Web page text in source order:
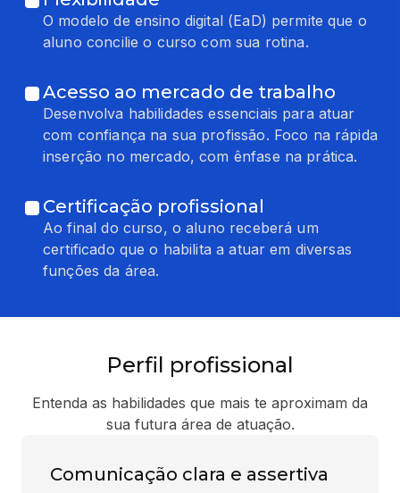
O modelo de ensino digital (EaD) permite que o
aluno concilie o curso com sua rotina.
Acesso ao mercado de trabalho
Desenvolva habilidades essenciais para atuar
com confiança na sua profissão. Foco na rápida
inserção no mercado, com ênfase na prática.
Certificação profissional
Ao final do curso, o aluno receberá um
certificado que o habilita a atuar em diversas
funções da área.
Perfil profissional
Entenda as habilidades que mais te aproximam da
sua futura área de atuação.
Comunicação clara e assertiva